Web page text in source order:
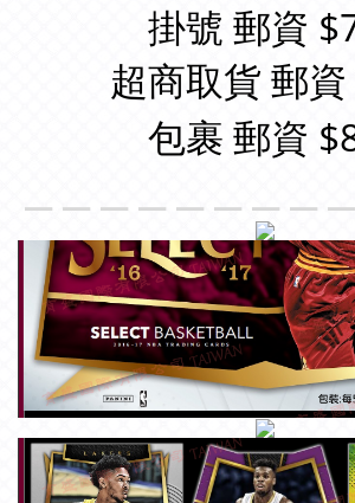
掛號 郵資
超商取貨 郵
包裹 郵資